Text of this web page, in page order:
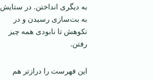
به ديگری انداختن. در ستايش
به بت‌سازی رسيدن و در
نکوهش تا نابودی همه چيز
رفتن.
اين فهرست را دراز‌تر هم